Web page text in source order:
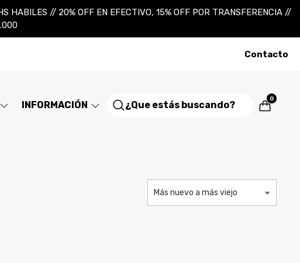
HABILES // 20% OFF EN EFECTIVO, 15% OFF POR TRANSFERENCIA //
Contacto
INFORMACIÓN
0